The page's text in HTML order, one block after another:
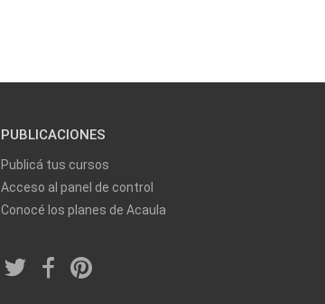
PUBLICACIONES
Publicá tus cursos
Acceso al panel de control
Conocé los planes de Acaula